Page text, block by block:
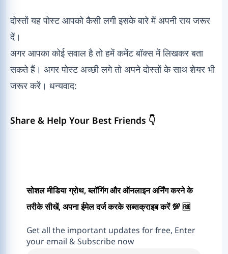
दोस्तों यह पोस्ट आपको कैसी लगी इसके बारे में अपनी राय जरूर
दें।
अगर आपका कोई सवाल है तो हमें कमेंट बॉक्स में लिखकर बता
सकते हैं। अगर पोस्ट अच्छी लगे तो अपने दोस्तों के साथ शेयर भी
जरूर करें। धन्यवाद:
Share & Help Your Best Friends 👇
सोशल मीडिया ग्रोथ, ब्लॉगिंग और ऑनलाइन अर्निंग करने के
तरीके सीखें, अपना ईमेल दर्ज करके सब्सक्राइब करें 💯 🆓
Get all the important updates for free, Enter
your email & Subscribe now